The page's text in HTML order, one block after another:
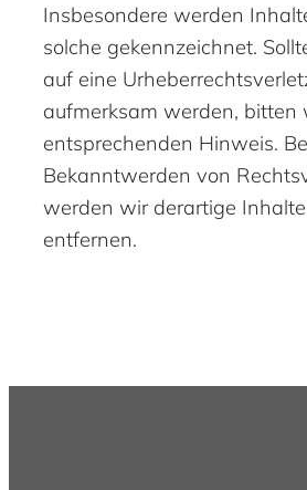
Insbesondere werden
solche gekennzeichnet.
auf eine
aufmerksam werden, bitten
entsprechenden Hinweis.
Bekanntwerden von
werden wir derartige
entfernen.